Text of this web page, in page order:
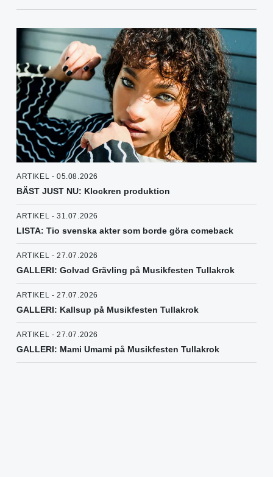
ARTIKEL - 05.08.2026
BÄST JUST NU: Klockren produktion
ARTIKEL - 31.07.2026
LISTA: Tio svenska akter som borde göra comeback
ARTIKEL - 27.07.2026
GALLERI: Golvad Grävling på Musikfesten Tullakrok
ARTIKEL - 27.07.2026
GALLERI: Kallsup på Musikfesten Tullakrok
ARTIKEL - 27.07.2026
GALLERI: Mami Umami på Musikfesten Tullakrok